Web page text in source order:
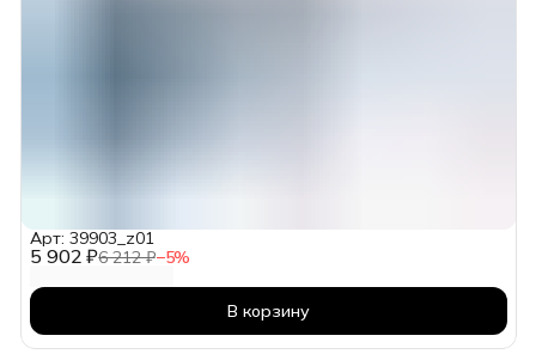
5 902 ₽6 212 ₽−5%
Арт: 39903_z01
В корзину